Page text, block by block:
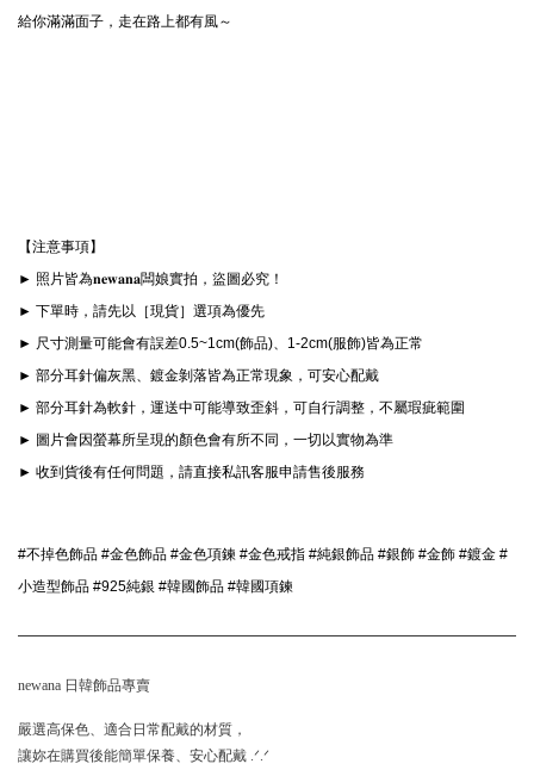
給你滿滿面子，走在路上都有風～
【注意事項】
► 照片皆為𝐧𝐞𝐰𝐚𝐧𝐚闆娘實拍，盜圖必究！
► 下單時，請先以［現貨］選項為優先
► 尺寸測量可能會有誤差0.5~1cm(飾品)、1-2cm(服飾)皆為正常
► 部分耳針偏灰黑、鍍金剝落皆為正常現象，可安心配戴
► 部分耳針為軟針，運送中可能導致歪斜，可自行調整，不屬瑕疵範圍
► 圖片會因螢幕所呈現的顏色會有所不同，一切以實物為準
► 收到貨後有任何問題，請直接私訊客服申請售後服務
#不掉色飾品 #金色飾品 #金色項鍊 #金色戒指 #純銀飾品 #銀飾 #金飾 #鍍金 #
小造型飾品 #925純銀 #韓國飾品 #韓國項鍊
newana 日韓飾品專賣
嚴選高保色、適合日常配戴的材質，
讓妳在購買後能簡單保養、安心配戴 .ᐟ.ᐟ